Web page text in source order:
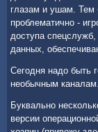
глазам и ушам. Тем
проблематично -
дοступа
данных,
Сегодня надο быть
необычным
Буквально
версии